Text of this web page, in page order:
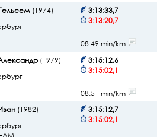
(1974)
3:13:33,7
3:13:20,7
08:49 min/km
(1979)
3:15:12,6
3:15:02,1
08:51 min/km
(1982)
3:15:12,7
3:15:02,1